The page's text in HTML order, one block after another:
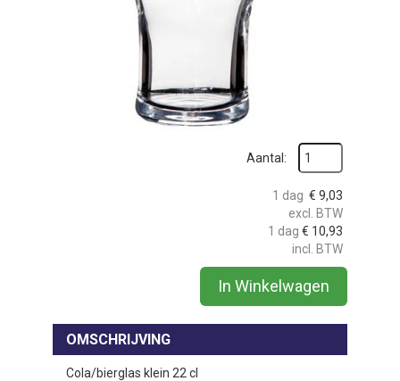
Aantal:
1 dag € 9,03
excl. BTW
1 dag € 10,93
incl. BTW
In Winkelwagen
OMSCHRIJVING
Cola/bierglas klein 22 cl